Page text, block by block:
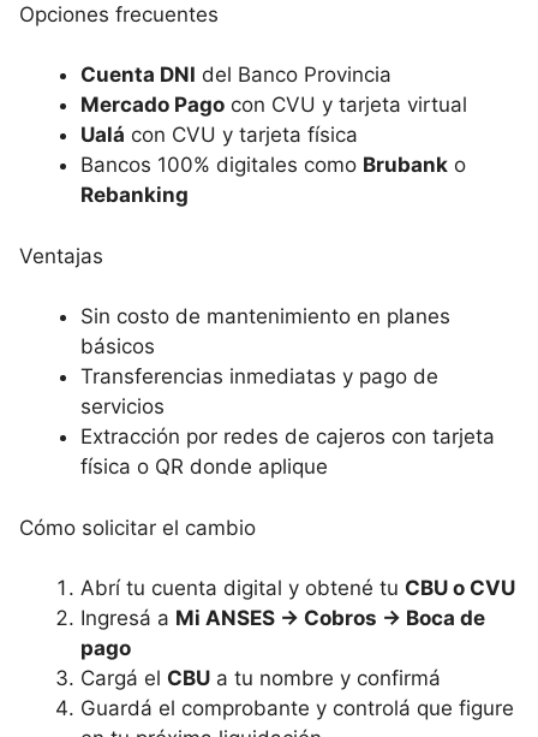
Opciones frecuentes
Cuenta DNI del Banco Provincia
Mercado Pago con CVU y tarjeta virtual
Ualá con CVU y tarjeta física
Bancos 100% digitales como Brubank o
Rebanking
Ventajas
Sin costo de mantenimiento en planes
básicos
Transferencias inmediatas y pago de
servicios
Extracción por redes de cajeros con tarjeta
física o QR donde aplique
Cómo solicitar el cambio
Abrí tu cuenta digital y obtené tu CBU o CVU
Ingresá a Mi ANSES → Cobros → Boca de
pago
Cargá el CBU a tu nombre y confirmá
Guardá el comprobante y controlá que figure